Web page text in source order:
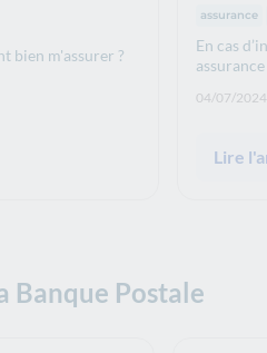
bien m'assurer ?
assurance
En cas
Date de
04/07/2024
Lire
Banque Postale